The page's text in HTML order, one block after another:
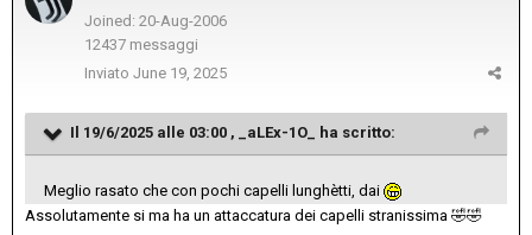
Joined: 20-Aug-2006
12437 messaggi
Inviato June 19, 2025
Il 19/6/2025 alle 03:00 , _aLEx-1O_ ha scritto:
Meglio rasato che con pochi capelli lunghètti, dai
Assolutamente si ma ha un attaccatura dei capelli stranissima 🤣🤣